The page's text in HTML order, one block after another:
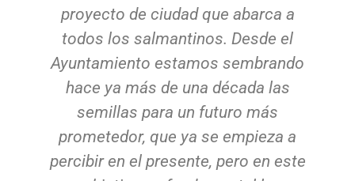
proyecto de ciudad que abarca a
todos los salmantinos. Desde el
Ayuntamiento estamos sembrando
hace ya más de una década las
semillas para un futuro más
prometedor, que ya se empieza a
percibir en el presente, pero en este